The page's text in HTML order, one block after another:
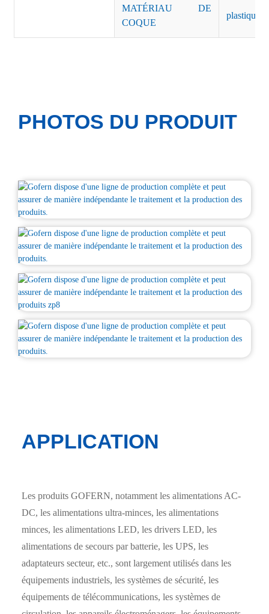
MATÉRIAU DE
COQUE
plastique
PHOTOS DU PRODUIT
APPLICATION
Les produits GOFERN, notamment les alimentations AC-
DC, les alimentations ultra-minces, les alimentations
minces, les alimentations LED, les drivers LED, les
alimentations de secours par batterie, les UPS, les
adaptateurs secteur, etc., sont largement utilisés dans les
équipements industriels, les systèmes de sécurité, les
équipements de télécommunications, les systèmes de